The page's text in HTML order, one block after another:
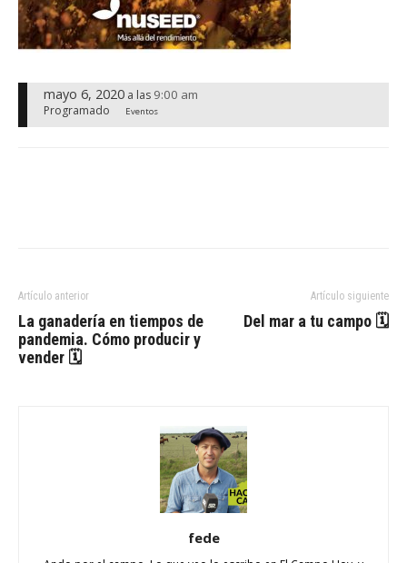
mayo 6, 2020 a las 9:00 am
Programado Eventos
Artículo anterior
La ganadería en tiempos de
pandemia. Cómo producir y
vender 🗓
Artículo siguiente
Del mar a tu campo 🗓
fede